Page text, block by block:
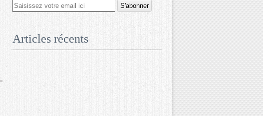
Articles récents